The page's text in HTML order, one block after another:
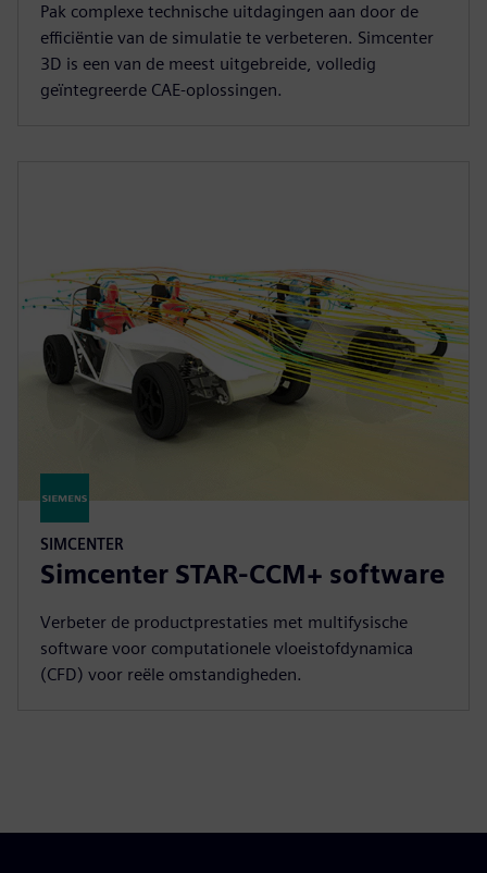
Pak complexe technische uitdagingen aan door de
efficiëntie van de simulatie te verbeteren. Simcenter
3D is een van de meest uitgebreide, volledig
geïntegreerde CAE-oplossingen.
SIMCENTER
Simcenter STAR-CCM+ software
Verbeter de productprestaties met multifysische
software voor computationele vloeistofdynamica
(CFD) voor reële omstandigheden.